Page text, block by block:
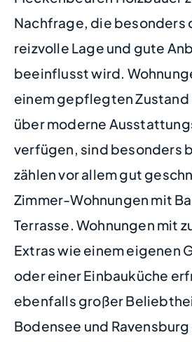
Nachfrage, die besonders
reizvolle Lage und gute
beeinflusst wird.
einem gepflegten
über moderne
verfügen, sind besonders
zählen vor allem gut
Zimmer-Wohnungen mit
Terrasse. Wohnungen mit
Extras wie einem eigenen
oder einer Einbauküche
ebenfalls großer
Bodensee und